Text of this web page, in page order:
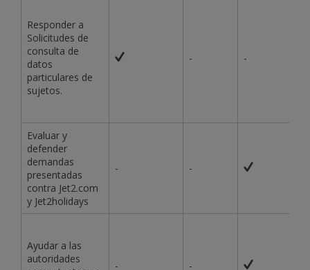
Responder a
Solicitudes de
consulta de
datos
particulares de
sujetos.
- -
Evaluar y
defender
demandas
presentadas
contra Jet2.com
y Jet2holidays
- -
Ayudar a las
autoridades
- -